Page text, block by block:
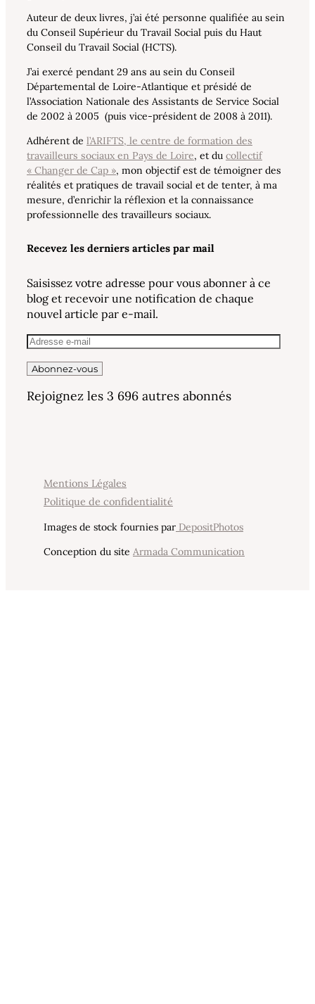
Auteur de deux livres, j’ai été personne qualifiée au sein
du Conseil Supérieur du Travail Social puis du Haut
Conseil du Travail Social (HCTS).
J’ai exercé pendant 29 ans au sein du Conseil
Départemental de Loire-Atlantique et présidé de
l’Association Nationale des Assistants de Service Social
de 2002 à 2005 (puis vice-président de 2008 à 2011).
Adhérent de l’ARIFTS, le centre de formation des
travailleurs sociaux en Pays de Loire, et du collectif
« Changer de Cap », mon objectif est de témoigner des
réalités et pratiques de travail social et de tenter, à ma
mesure, d’enrichir la réflexion et la connaissance
professionnelle des travailleurs sociaux.
Recevez les derniers articles par mail
Saisissez votre adresse pour vous abonner à ce
blog et recevoir une notification de chaque
nouvel article par e-mail.
Adresse
mail
Abonnez-vous
Rejoignez les 3 696 autres abonnés
Mentions Légales
Politique de confidentialité
Images de stock fournies par DepositPhotos
Conception du site Armada Communication